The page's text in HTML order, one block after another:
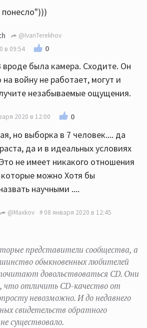
@IvanTerekhov
в 09:54
0
вроде была камера. Сходите. Он
войну не работает, могут и
незабываемые ощущения.
2020 в 12:00 0
но выборка в 7 человек.... да
да и в идеальных условиях
не имеет никакого отношения
можно Хотя бы
научными ....
@Maxkov 08 января 2020 в 12:45
представители сообщества, а
обыкновенных любителей
довольствоваться CD. Они
отличить CD-качество от
невозможно. И до недавнего
свидетельств обратного
существовало.